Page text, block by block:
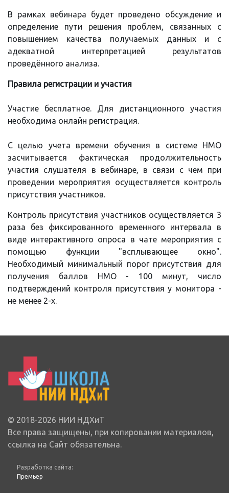
В рамках вебинара будет проведено обсуждение и
определение пути решения проблем, связанных с
повышением качества получаемых данных и с
адекватной интерпретацией результатов
проведённого анализа.
Правила регистрации и участия
Участие бесплатное. Для дистанционного участия
необходима онлайн регистрация.
С целью учета времени обучения в системе НМО
засчитывается фактическая продолжительность
участия слушателя в вебинаре, в связи с чем при
проведении мероприятия осуществляется контроль
присутствия участников.
Контроль присутствия участников осуществляется 3
раза без фиксированного временного интервала в
виде интерактивного опроса в чате мероприятия с
помощью функции "всплывающее окно".
Необходимый минимальный порог присутствия для
получения баллов НМО - 100 минут, число
подтверждений контроля присутствия у монитора -
не менее 2-х.
© 2018-2026 НИИ НДХиТ
Все права защищены, при копировании материалов,
ссылка на Сайт обязательна.
Разработка сайта:
Премьер